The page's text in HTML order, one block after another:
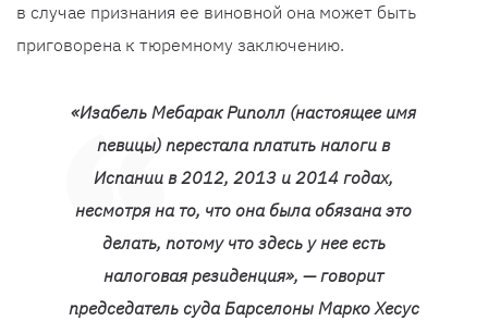
в случае признания ее виновной она может быть
приговорена к тюремному заключению.
«Изабель Мебарак Риполл (настоящее имя
певицы) перестала платить налоги в
Испании в 2012, 2013 и 2014 годах,
несмотря на то, что она была обязана это
делать, потому что здесь у нее есть
налоговая резиденция», — говорит
председатель суда Барселоны Марко Хесус